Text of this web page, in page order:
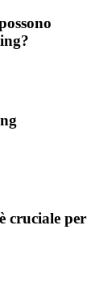
cruciale per